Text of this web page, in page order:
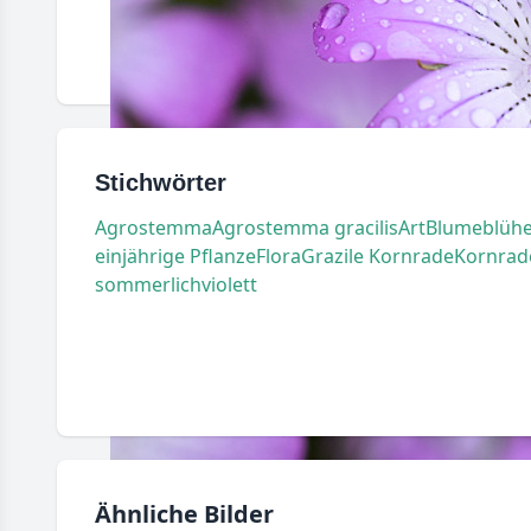
Stichwörter
AgrostemmaAgrostemma gracilisArtBlume
einjährige PflanzeFloraGrazile Kornrade
sommerlichviolett
Ähnliche Bilder